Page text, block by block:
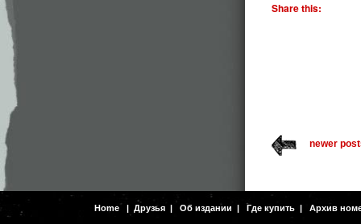
Share this:
newer
Home | Друзья | Об издании | Где купить | Архив